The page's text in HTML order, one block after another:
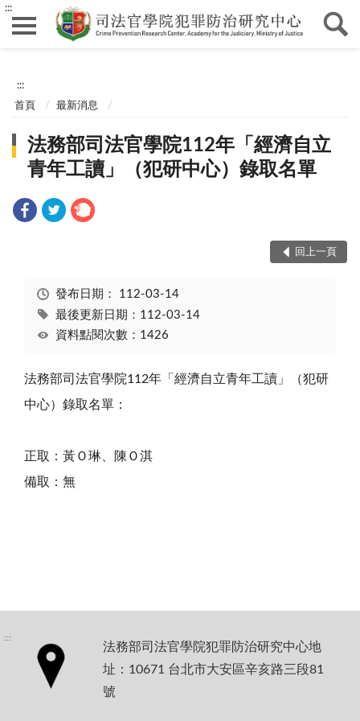
:::
:::
首頁 最新消息
法務部司法官學院112年「經濟自立
青年工讀」（犯研中心）錄取名單
回上一頁
發布日期： 112-03-14
最後更新日期：112-03-14
資料點閱次數：1426
法務部司法官學院112年「經濟自立青年工讀」（犯研
中心）錄取名單：
正取：黃Ｏ琳、陳Ｏ淇
備取：無
:::
法務部司法官學院犯罪防治研究中心地
址：10671 台北市大安區辛亥路三段81
號